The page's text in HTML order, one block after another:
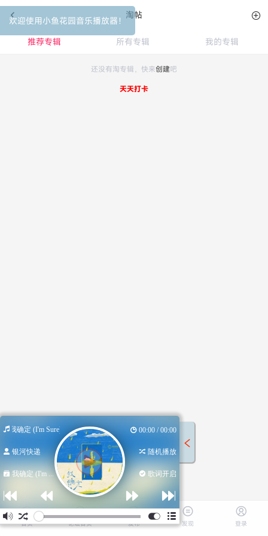
淘帖
推荐专辑 所有专辑 我的专辑
还没有淘专辑，快来创建吧
我确定 (I'm Sure) 00:00 / 00:00
银河快递 随机播放
我确定 (I'm ... 歌词开启
欢迎使用小鱼花园音乐播放器！
天天打卡
首页 论坛首页 发布 发现 登录